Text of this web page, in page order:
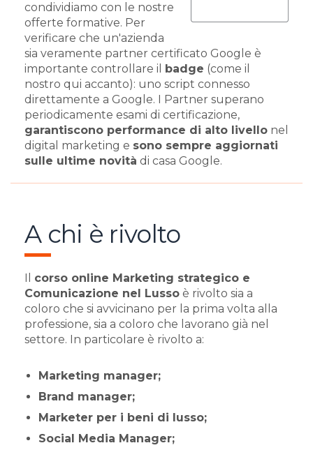
condividiamo con le nostre
offerte formative. Per
verificare che un'azienda
sia veramente partner certificato Google è
importante controllare il
badge (come il
nostro qui accanto): uno script connesso
direttamente a Google. I Partner superano
periodicamente esami di certificazione,
garantiscono performance di alto livello nel
digital marketing e sono sempre aggiornati
sulle ultime novità di casa Google.
A chi è rivolto
corso online Marketing strategico e
Comunicazione nel Lusso è rivolto sia a
coloro che si avvicinano per la prima volta alla
professione, sia a coloro che lavorano già nel
settore. In particolare è rivolto a:
Marketing manager;
Brand manager;
Marketer per i beni di lusso;
Social Media Manager;